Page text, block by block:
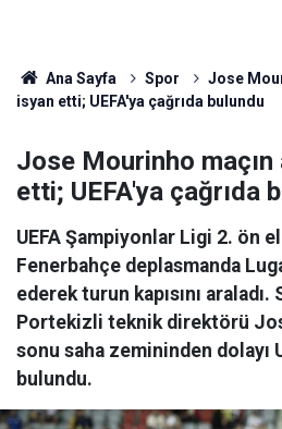
Ana Sayfa Spor
Jose
isyan etti; UEFA'ya çağrıda bulundu
Jose Mourinho maçın
etti; UEFA'ya çağrıda
UEFA Şampiyonlar Ligi 2. ön
Fenerbahçe deplasmanda
ederek turun kapısını
Portekizli teknik direktörü
sonu saha zemininden dolayı
bulundu.